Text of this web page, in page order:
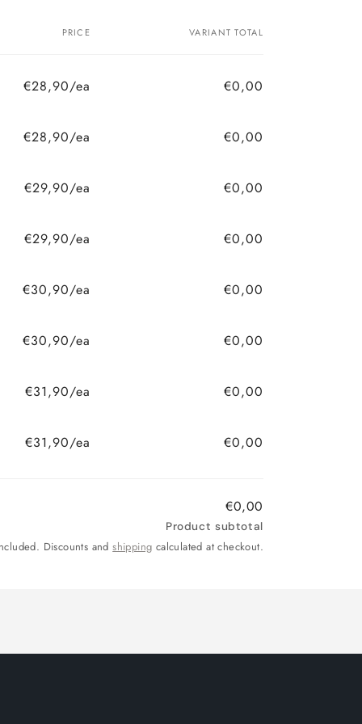
PRICE VARIANT TOTAL
€28,90/ea €0,00
€28,90/ea €0,00
€29,90/ea €0,00
€29,90/ea €0,00
€30,90/ea €0,00
€30,90/ea €0,00
€31,90/ea €0,00
€31,90/ea
€0,00
€0,00
Product subtotal
Discounts andshipping calculated at checkout.